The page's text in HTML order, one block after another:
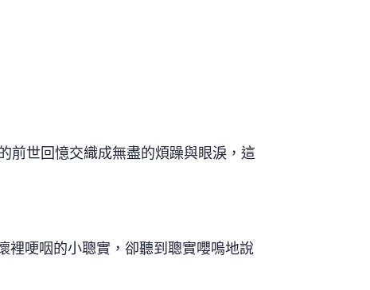
前世回憶交織成無盡的煩躁與眼淚，這
裡哽咽的小聰實，卻聽到聰實嚶嗚地說